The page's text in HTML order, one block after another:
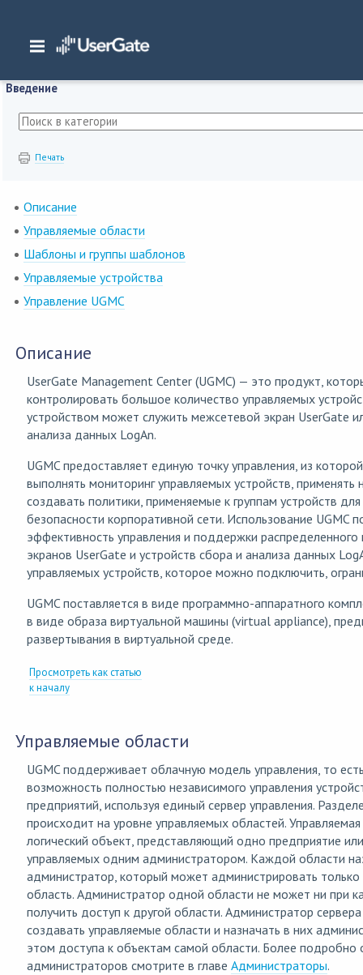
Главная/ Документация/Management Center
Введение
Печать
Описание
Управляемые области
Шаблоны и группы шаблонов
Управляемые устройства
Управление UGMC
Описание
UserGate Management Center (UGMC) — это продукт,
контролировать большое количество управляемых
устройством может служить межсетевой экран UserGate
анализа данных LogAn.
UGMC предоставляет единую точку управления, из
выполнять мониторинг управляемых устройств,
создавать политики, применяемые к группам устройств
безопасности корпоративной сети. Использование UGMC
эффективность управления и поддержки
экранов UserGate и устройств сбора и анализа данных
управляемых устройств, которое можно подключить,
UGMC поставляется в виде программно-аппаратного
в виде образа виртуальной машины (virtual appliance),
развертывания в виртуальной среде.
Просмотреть как статью
к началу
Управляемые области
UGMC поддерживает облачную модель управления, то
возможность полностью независимого управления
предприятий, используя единый сервер управления.
происходит на уровне управляемых областей.
логический объект, представляющий одно предприятие
управляемых одним администратором. Каждой области
администратор, который может администрировать
область. Администратор одной области не может ни при
получить доступ к другой области. Администратор
создавать управляемые области и назначать в них
этом доступа к объектам самой области. Более подробно
администраторов смотрите в главе Администраторы.